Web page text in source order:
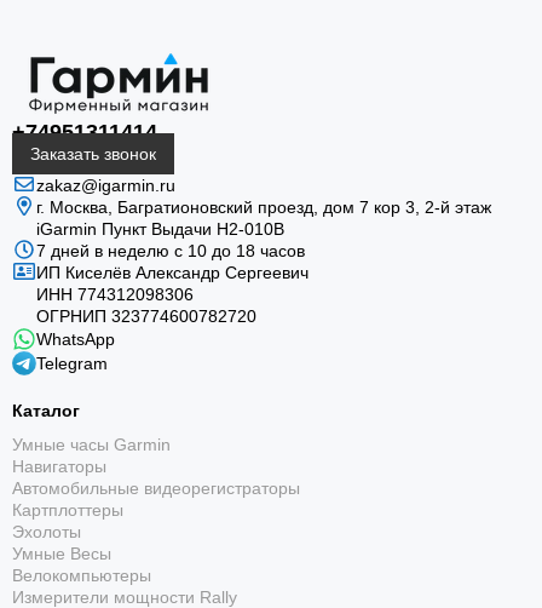
+74951311414
Заказать звонок
zakaz@igarmin.ru
г. Москва, Багратионовский проезд, дом 7 кор 3, 2-й этаж
iGarmin Пункт Выдачи Н2-010В
7 дней в неделю с 10 до 18 часов
ИП Киселёв Александр Сергеевич
ИНН 774312098306
ОГРНИП 323774600782720
WhatsApp
Telegram
Каталог
Умные часы Garmin
Навигаторы
Автомобильные видеорегистраторы
Картплоттеры
Эхолоты
Умные Весы
Велокомпьютеры
Измерители мощности Rally